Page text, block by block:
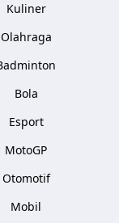
Kuliner
Olahraga
Bola
Esport
MotoGP
Otomotif
Mobil